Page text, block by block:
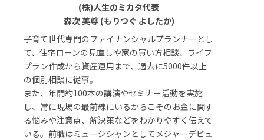
(株)人生のミカタ代表
森次 美尊 (もりつぐ よしたか)
子育て世代専門のファイナンシャルプランナーとし
て、住宅ローンの見直しや家の買い方相談、ライフ
プラン作成から資産運用まで、過去に5000件以上
の個別相談に従事。
また、年間約100本の講演やセミナー活動を実施
し、常に現場の最前線にいるからこそのお金に関す
る悩みや注意点、解決策などをわかりやすく伝えて
いる。前職はミュージシャンとしてメジャーデビュ